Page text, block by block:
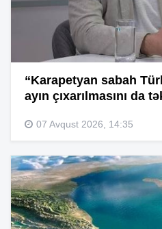
“Karapetyan sabah
ayın çıxarılmasını da
07 Avqust 2026, 14:35